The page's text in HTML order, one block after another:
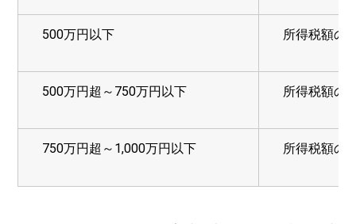
500万円以下 所得税額の
500万円超～750万円以下 所得税額の
750万円超～1,000万円以下 所得税額の